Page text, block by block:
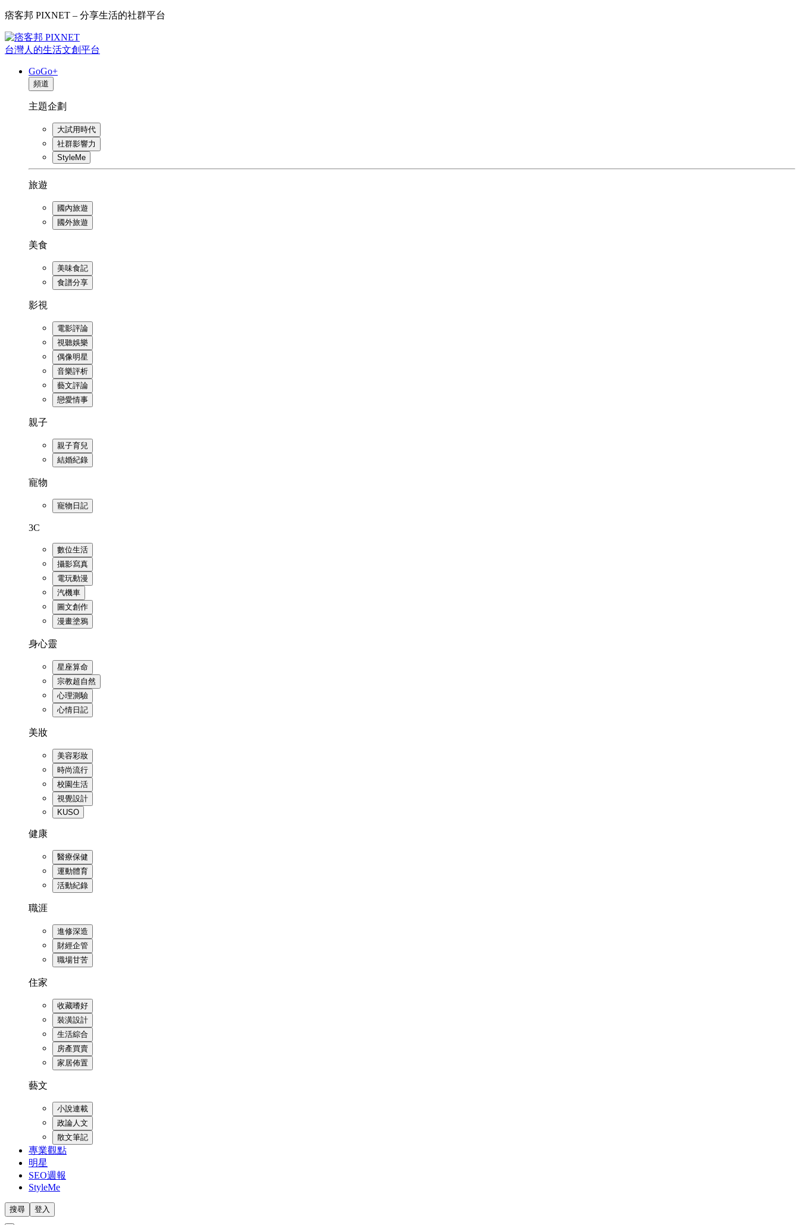
痞客邦 PIXNET – 分享生活的社群平台
台灣人的生活文創平台
GoGo+
頻道
主題企劃
大試用時代
社群影響力
StyleMe
旅遊
國內旅遊
國外旅遊
美食
美味食記
食譜分享
影視
電影評論
視聽娛樂
偶像明星
音樂評析
藝文評論
戀愛情事
親子
親子育兒
結婚紀錄
寵物
寵物日記
3C
數位生活
攝影寫真
電玩動漫
汽機車
圖文創作
漫畫塗鴉
身心靈
星座算命
宗教超自然
心理測驗
心情日記
美妝
美容彩妝
時尚流行
校園生活
視覺設計
KUSO
健康
醫療保健
運動體育
活動紀錄
職涯
進修深造
財經企管
職場甘苦
住家
收藏嗜好
裝潢設計
生活綜合
房產買賣
家居佈置
藝文
小說連載
政論人文
散文筆記
專業觀點
明星
SEO週報
StyleMe
搜尋 登入